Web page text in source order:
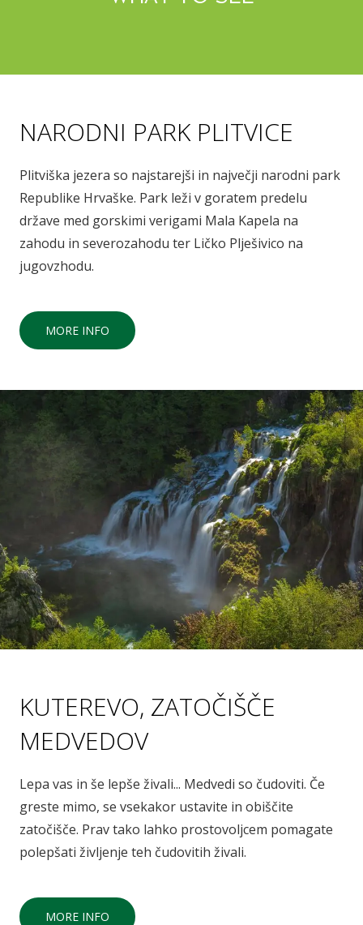
NARODNI PARK PLITVICE
Plitviška jezera so najstarejši in največji narodni park
Republike Hrvaške. Park leži v goratem predelu
države med gorskimi verigami Mala Kapela na
zahodu in severozahodu ter Ličko Plješivico na
jugovzhodu.
MORE INFO
KUTEREVO, ZATOČIŠČE
MEDVEDOV
Lepa vas in še lepše živali... Medvedi so čudoviti. Če
greste mimo, se vsekakor ustavite in obiščite
zatočišče. Prav tako lahko prostovoljcem pomagate
polepšati življenje teh čudovitih živali.
MORE INFO